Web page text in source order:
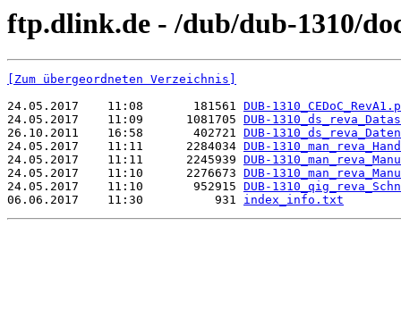
ftp.dlink.de - /dub/dub-1310/
[Zum übergeordneten Verzeichnis]
24.05.2017    11:08       181561 DUB-
24.05.2017    11:09      1081705 DUB-
26.10.2011    16:58       402721 DUB-
24.05.2017    11:11      2284034 DUB-
24.05.2017    11:11      2245939 DUB-
24.05.2017    11:10      2276673 DUB-
24.05.2017    11:10       952915 DUB-
06.06.2017    11:30          931 index_info.txt